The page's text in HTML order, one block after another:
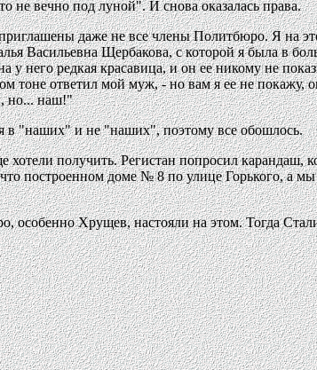
не вечно под луной". И снова оказалась права.
даже не все члены Политбюро. Я на
Васильевна Щербакова, с которой я была в
него редкая красавица, и он ее никому не
ответил мой муж, - но вам я ее не покажу,
но... наш!"
в "наших" и не "наших", поэтому все обошлось.
получить. Регистан попросил карандаш,
построенном доме № 8 по улице Горького, а
Хрущев, настояли на этом. Тогда